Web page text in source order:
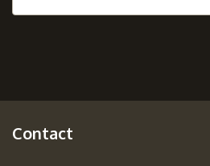
Contact